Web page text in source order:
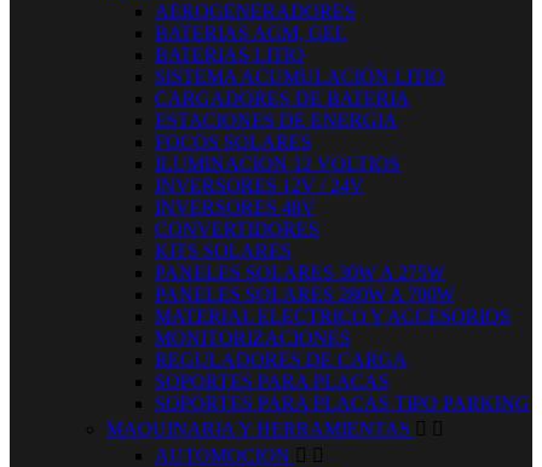
AEROGENERADORES
BATERIAS AGM, GEL
BATERIAS LITIO
SISTEMA ACUMULACIÓN LITIO
CARGADORES DE BATERIA
ESTACIONES DE ENERGIA
FOCOS SOLARES
ILUMINACION 12 VOLTIOS
INVERSORES 12V / 24V
INVERSORES 48V
CONVERTIDORES
KITS SOLARES
PANELES SOLARES 30W A 275W
PANELES SOLARES 280W A 700W
MATERIAL ELECTRICO Y ACCESORIOS
MONITORIZACIONES
REGULADORES DE CARGA
SOPORTES PARA PLACAS
SOPORTES PARA PLACAS TIPO PARKING
MAQUINARIA Y HERRAMIENTAS  
AUTOMOCION  